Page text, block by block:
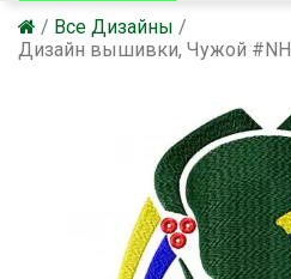
Все Дизайны
Дизайн вышивки, Чужой